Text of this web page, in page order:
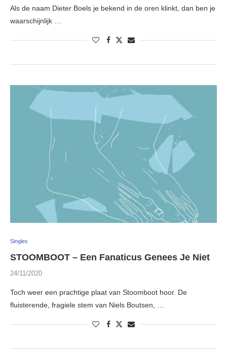
Als de naam Dieter Boels je bekend in de oren klinkt, dan ben je
waarschijnlijk …
Singles
STOOMBOOT – Een Fanaticus Genees Je Niet
24/11/2020
Toch weer een prachtige plaat van Stoomboot hoor. De
fluisterende, fragiele stem van Niels Boutsen, …